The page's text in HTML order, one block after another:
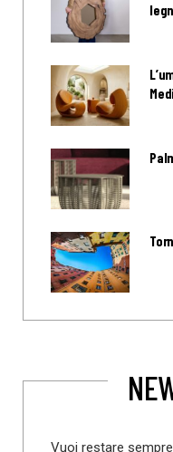
Vuoi restare